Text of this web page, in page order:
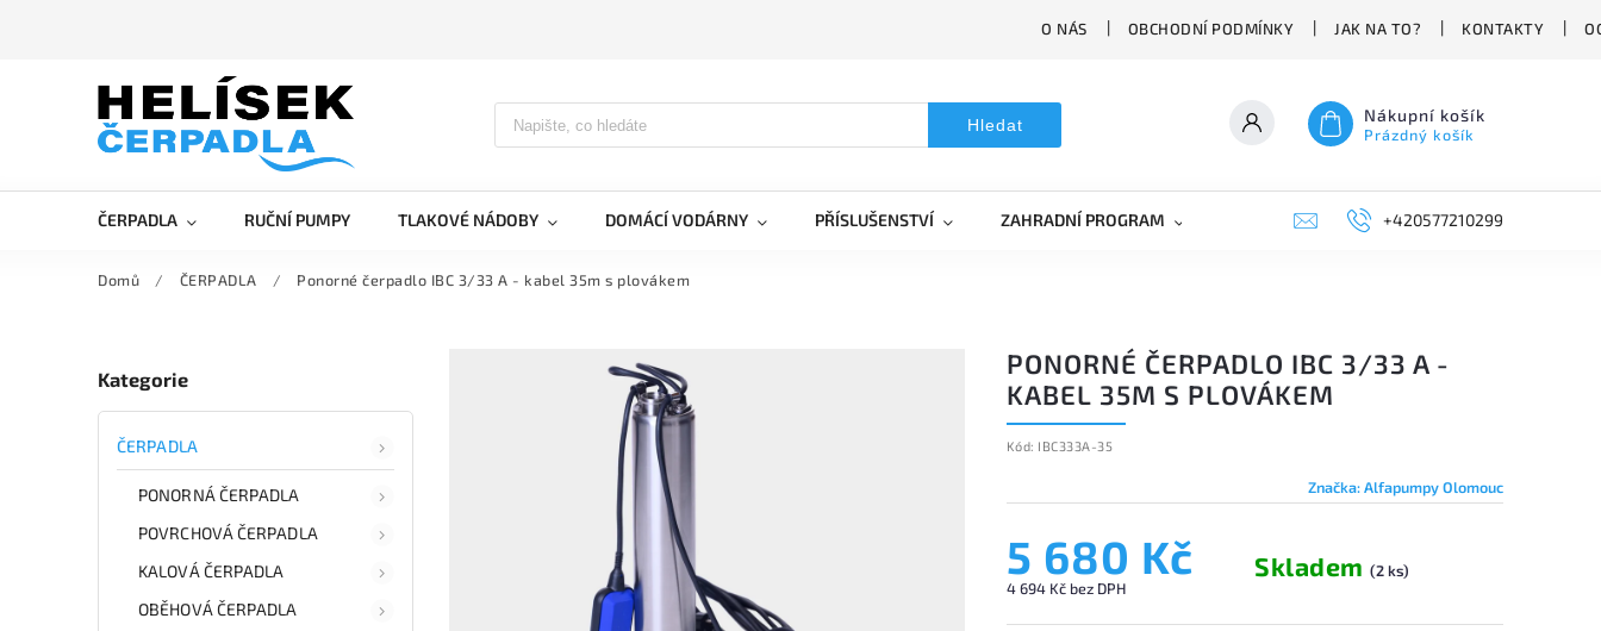
O NÁS OBCHODNÍ PODMÍNKY JAK NA TO? KONTAKTY
Hledat Nákupní košík
Prázdný košík
ČERPADLA RUČNÍ PUMPY TLAKOVÉ NÁDOBY DOMÁCÍ VODÁRNY PŘÍSLUŠENSTVÍ ZAHRADNÍ PROGRAM NÁHRADNÍ DÍLY PRŮMYSLOVÁ TECHNIKA
+420577210299
Domů / ČERPADLA / Ponorné čerpadlo IBC 3/33 A - kabel 35m s plovákem
Kategorie
ČERPADLA
PONORNÁ ČERPADLA
POVRCHOVÁ ČERPADLA
KALOVÁ ČERPADLA
OBĚHOVÁ ČERPADLA
PONORNÉ ČERPADLO IBC 3/33 A -
KABEL 35M S PLOVÁKEM
Kód: IBC333A-35
Značka:Alfapumpy Olomouc
5 680 Kč
4 694 Kč bez DPH
Skladem(2 ks)